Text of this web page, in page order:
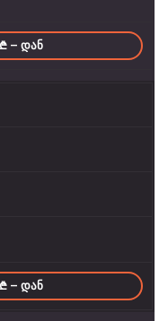
– ᲓᲐᲜ
– ᲓᲐᲜ